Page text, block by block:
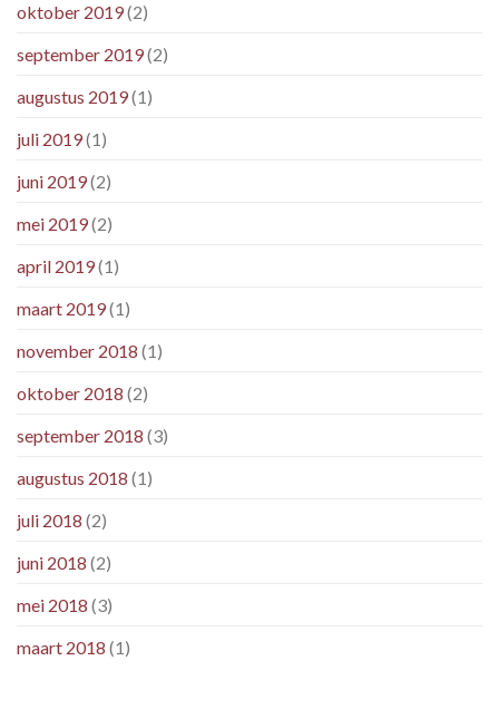
oktober 2019(2)
september 2019(2)
augustus 2019(1)
juli 2019(1)
juni 2019(2)
mei 2019(2)
april 2019(1)
maart 2019(1)
november 2018 (1)
oktober 2018 (2)
september 2018 (3)
augustus 2018 (1)
juli 2018 (2)
juni 2018 (2)
mei 2018 (3)
maart 2018 (1)